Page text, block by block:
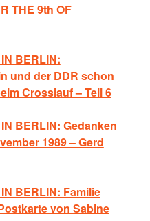
THE 9th OF
BERLIN:
und der DDR schon
Crosslauf – Teil 6
BERLIN: Gedanken
1989 – Gerd
BERLIN: Familie
von Sabine